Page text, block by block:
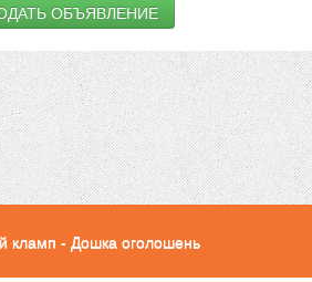
ОБЪЯВЛЕНИЕ
кламп - Дошка оголошень